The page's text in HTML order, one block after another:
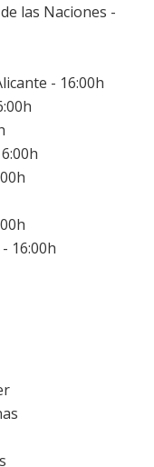
las Naciones -
- 16:00h
16:00h